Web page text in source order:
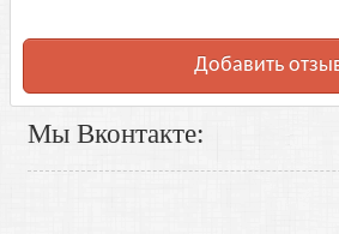
Добавить
Мы Вконтакте: